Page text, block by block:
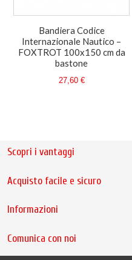
Bandiera Codice
Internazionale Nautico –
FOXTROT 100x150 cm da
bastone
27,60 €
Scopri i vantaggi
Acquisto facile e sicuro
Informazioni
Comunica con noi